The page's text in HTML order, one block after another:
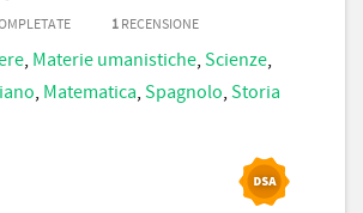
1 RECENSIONE
, Materie umanistiche, Scienze,
, Matematica, Spagnolo, Storia